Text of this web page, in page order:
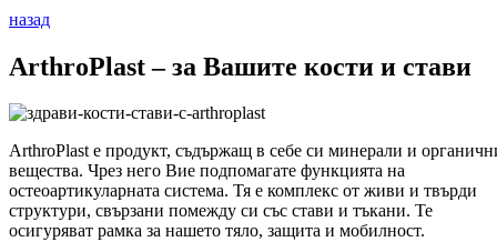
назад
ArthroPlast – за Вашите кости и стави
ArthroPlast е продукт, съдържащ в себе си минерали и
вещества. Чрез него Вие подпомагате функцията на
остеоартикуларната система. Тя е комплекс от живи и твърди
структури, свързани помежду си със стави и тъкани. Те
осигуряват рамка за нашето тяло, защита и мобилност.